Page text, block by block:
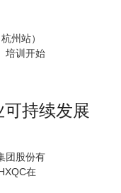
州站）
培训开始
持续发展
团股份有
在